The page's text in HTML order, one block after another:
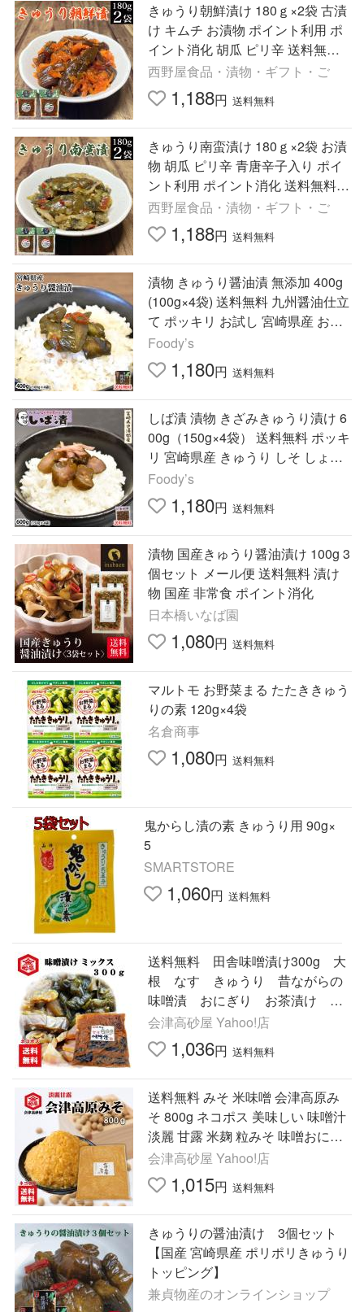
きゅうり朝鮮漬け 180ｇ×2袋 古漬
け キムチ お漬物 ポイント利用 ポ
イント消化 胡瓜 ピリ辛 送料無料
ご飯のお供 惣菜 おかず 常温 野菜
おつまみ 食品 お試し
西野屋食品・漬物・ギフト・ご
1,188円 送料無料
きゅうり南蛮漬け 180ｇ×2袋 お漬
物 胡瓜 ピリ辛 青唐辛子入り ポイ
ント利用 ポイント消化 送料無料
ご飯のお供 惣菜 おかず 常温 野菜
食品 お試し 食べ物
西野屋食品・漬物・ギフト・ご
1,188円 送料無料
漬物 きゅうり醤油漬 無添加 400g
(100g×4袋) 送料無料 九州醤油仕立
て ポッキリ お試し 宮崎県産 お取
り寄せ きゅうり つけもの
Foody’s
1,180円 送料無料
しば漬 漬物 きざみきゅうり漬け 6
00g（150g×4袋） 送料無料 ポッキ
リ 宮崎県産 きゅうり しそ しょう
が なす みょうが つけもの
Foody’s
1,180円 送料無料
漬物 国産きゅうり醤油漬け 100g 3
個セット メール便 送料無料 漬け
物 国産 非常食 ポイント消化
日本橋いなば園
1,080円 送料無料
マルトモ お野菜まる たたききゅう
りの素 120g×4袋
名倉商事
1,080円 送料無料
鬼からし漬の素 きゅうり用 90g×
5
SMARTSTORE
1,060円 送料無料
送料無料 田舎味噌漬け300g 大
根 なす きゅうり 昔ながらの
味噌漬 おにぎり お茶漬け ネ
コポス おうちごはん 巣ごもり
グルメ 同梱不可
会津高砂屋 Yahoo!店
1,036円 送料無料
送料無料 みそ 米味噌 会津高原み
そ 800g ネコポス 美味しい 味噌汁
淡麗 甘露 米麹 粒みそ 味噌おにぎ
り 豚汁 焼きおにぎり みそきゅう
り
会津高砂屋 Yahoo!店
1,015円 送料無料
きゅうりの醤油漬け 3個セット
【国産 宮崎県産 ポリポリきゅうり
トッピング】
兼貞物産のオンラインショップ